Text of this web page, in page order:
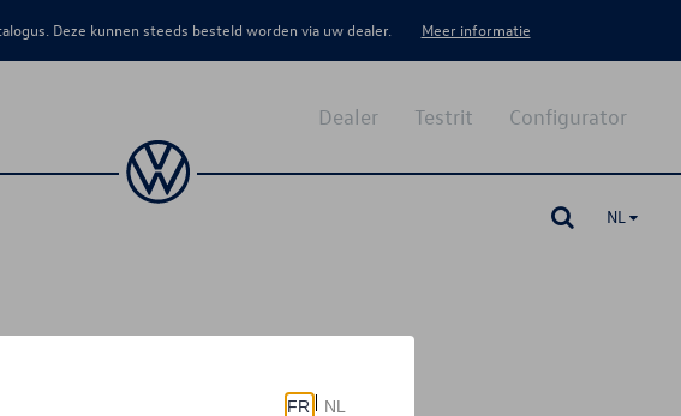
Deze kunnen steeds besteld worden via uw dealer. Meer informatie
Configurator
Testrit
Dealer
NL